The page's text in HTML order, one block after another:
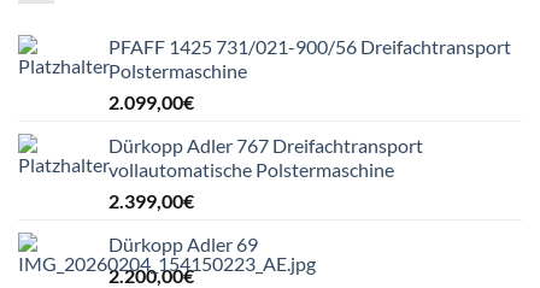
PFAFF 1425 731/021-900/56 Dreifachtransport
Polstermaschine
2.099,00€
Dürkopp Adler 767 Dreifachtransport
vollautomatische Polstermaschine
2.399,00€
Dürkopp Adler 69
2.200,00€